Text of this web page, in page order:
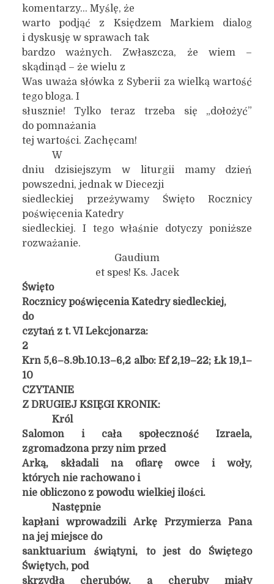
komentarzy… Myślę, że
warto podjąć z Księdzem Markiem dialog
i dyskusję w sprawach tak
bardzo ważnych. Zwłaszcza, że wiem –
skądinąd – że wielu z
Was uważa słówka z Syberii za wielką wartość
tego bloga. I
słusznie! Tylko teraz trzeba się „dołożyć”
do pomnażania
tej wartości. Zachęcam!
W
dniu dzisiejszym w liturgii mamy dzień
powszedni, jednak w Diecezji
siedleckiej przeżywamy Święto Rocznicy
poświęcenia Katedry
siedleckiej. I tego właśnie dotyczy poniższe
rozważanie.
Gaudium
et spes! Ks. Jacek
Święto
Rocznicy poświęcenia Katedry siedleckiej,
do
czytań z t. VI Lekcjonarza:
2
Krn 5,6–8.9b.10.13–6,2 albo: Ef 2,19–22; Łk 19,1–
10
CZYTANIE
Z DRUGIEJ KSIĘGI KRONIK:
Król
Salomon i cała społeczność Izraela,
zgromadzona przy nim przed
Arką, składali na ofiarę owce i woły,
których nie rachowano i
nie obliczono z powodu wielkiej ilości.
Następnie
kapłani wprowadzili Arkę Przymierza Pana
na jej miejsce do
sanktuarium świątyni, to jest do Świętego
Świętych, pod
skrzydła cherubów, a cheruby miały